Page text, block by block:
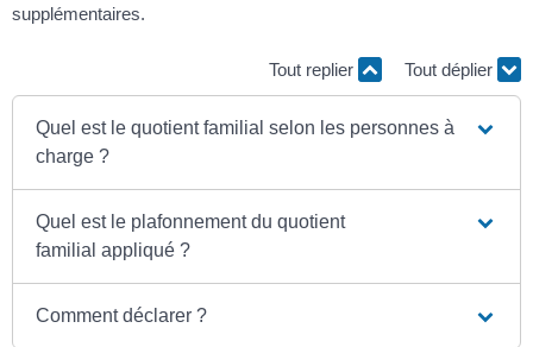
supplémentaires.
Tout replier Tout déplier
Quel est le quotient familial selon les personnes à
charge ?
Quel est le plafonnement du quotient
familial appliqué ?
Comment déclarer ?